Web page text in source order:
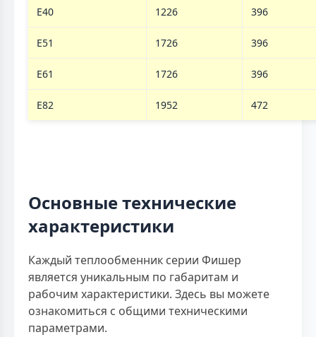
E40 1226 396
E51 1726 396
E61 1726 396
E82 1952 472
Основные технические
характеристики
Каждый теплообменник серии Фишер
является уникальным по габаритам и
рабочим характеристики. Здесь вы можете
ознакомиться с общими техническими
параметрами.